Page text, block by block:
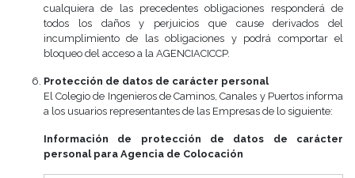
cualquiera de las precedentes obligaciones responderá de
todos los daños y perjuicios que cause derivados del
incumplimiento de las obligaciones y podrá comportar el
bloqueo del acceso a la AGENCIACICCP.
Protección de datos de carácter personal
El Colegio de Ingenieros de Caminos, Canales y Puertos informa
a los usuarios representantes de las Empresas de lo siguiente:
Información de protección de datos de carácter
personal para Agencia de Colocación